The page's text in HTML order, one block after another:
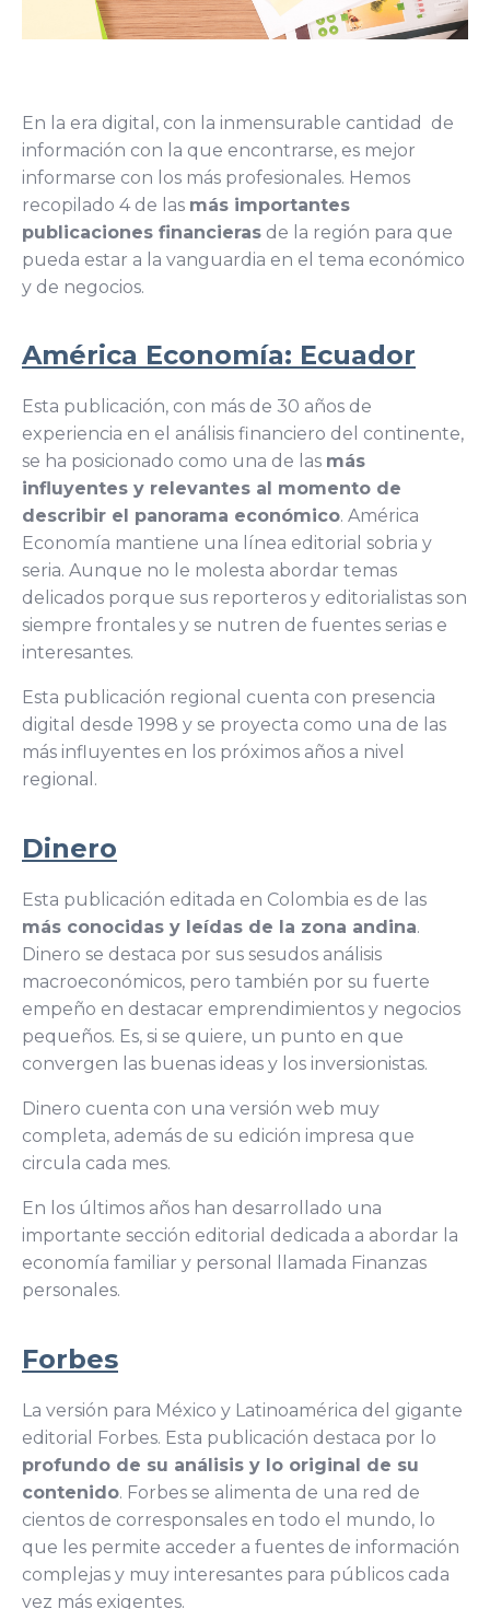
En la era digital, con la inmensurable cantidad de
información con la que encontrarse, es mejor
informarse con los más profesionales. Hemos
recopilado 4 de las más importantes
publicaciones financieras de la región para que
pueda estar a la vanguardia en el tema económico
y de negocios.
América Economía: Ecuador
Esta publicación, con más de 30 años de
experiencia en el análisis financiero del continente,
se ha posicionado como una de las más
influyentes y relevantes al momento de
describir el panorama económico. América
Economía mantiene una línea editorial sobria y
seria. Aunque no le molesta abordar temas
delicados porque sus reporteros y editorialistas son
siempre frontales y se nutren de fuentes serias e
interesantes.
Esta publicación regional cuenta con presencia
digital desde 1998 y se proyecta como una de las
más influyentes en los próximos años a nivel
regional.
Dinero
Esta publicación editada en Colombia es de las
más conocidas y leídas de la zona andina.
Dinero se destaca por sus sesudos análisis
macroeconómicos, pero también por su fuerte
empeño en destacar emprendimientos y negocios
pequeños. Es, si se quiere, un punto en que
convergen las buenas ideas y los inversionistas.
Dinero cuenta con una versión web muy
completa, además de su edición impresa que
circula cada mes.
En los últimos años han desarrollado una
importante sección editorial dedicada a abordar la
economía familiar y personal llamada Finanzas
personales.
Forbes
La versión para México y Latinoamérica del gigante
editorial Forbes. Esta publicación destaca por lo
profundo de su análisis y lo original de su
contenido. Forbes se alimenta de una red de
cientos de corresponsales en todo el mundo, lo
que les permite acceder a fuentes de información
complejas y muy interesantes para públicos cada
vez más exigentes.